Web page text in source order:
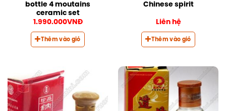
bottle 4 moutains
ceramic set
1.990.000VNĐ
Thêm vào giỏ
Chinese spirit
Liên hệ
Thêm vào giỏ